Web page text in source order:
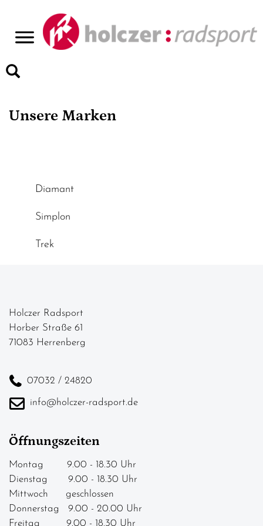
Unsere Marken
Diamant
Simplon
Trek
Holczer Radsport
Horber Straße 61
71083 Herrenberg
07032 / 24820
info@holczer-radsport.de
Öffnungszeiten
Montag 9.00 - 18.30 Uhr
Dienstag 9.00 - 18.30 Uhr
Mittwoch geschlossen
Donnerstag 9.00 - 20.00 Uhr
Freitag 9.00 - 18.30 Uhr